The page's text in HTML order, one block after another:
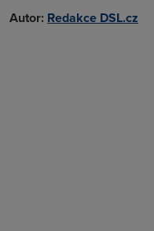
Autor: Redakce DSL.cz